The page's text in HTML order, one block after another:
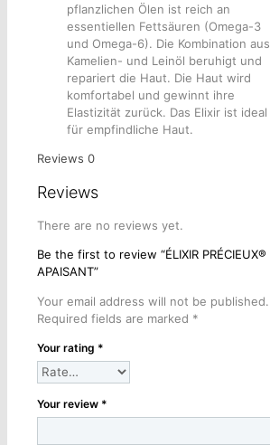
pflanzlichen Ölen ist reich an
essentiellen Fettsäuren (Omega-3
und Omega-6). Die Kombination aus
Kamelien- und Leinöl beruhigt und
repariert die Haut. Die Haut wird
komfortabel und gewinnt ihre
Elastizität zurück. Das Elixir ist ideal
für empfindliche Haut.
Reviews 0
Reviews
There are no reviews yet.
Be the first to review “ÉLIXIR PRÉCIEUX®
APAISANT”
Your email address will not be published.
Required fields are marked *
Your rating *
Your review *